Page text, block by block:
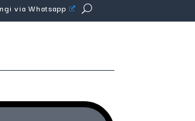
via Whatsapp